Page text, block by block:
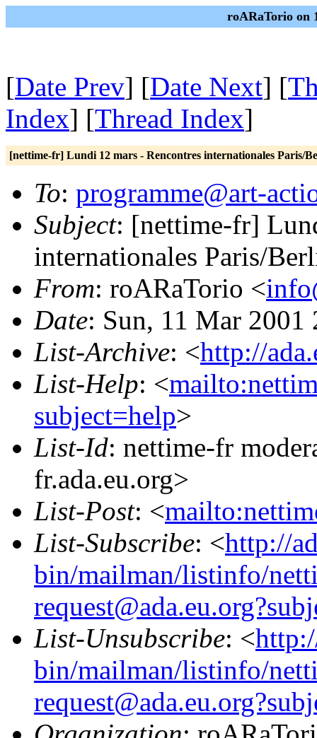
roARaTorio on
[Date Prev] [Date Next] [
Index] [Thread Index]
[nettime-fr] Lundi 12 mars - Rencontres internationales Paris/
To: programme@art-
Subject: [nettime-fr]
internationales Paris/
From: roARaTorio <
Date: Sun, 11 Mar 2001
List-Archive: <http://
List-Help: <
subject=help>
List-Id: nettime-fr
fr.ada.eu.org>
List-Post: <
List-Subscribe: <http://
bin/mailman/listinfo/
List-Unsubscribe: <
bin/mailman/listinfo/